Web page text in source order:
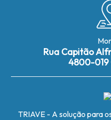
Rua Capitão
4800-019
TRIAVE - A solução para